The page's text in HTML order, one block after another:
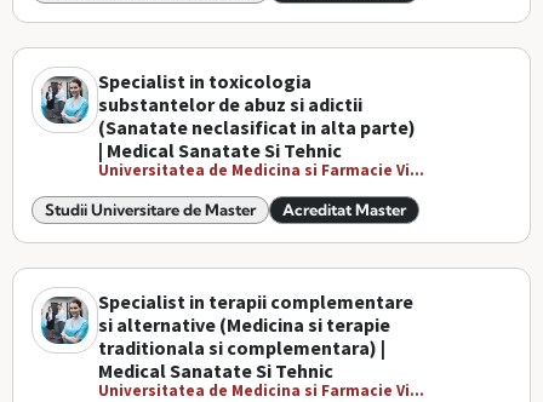
Specialist in toxicologia
substantelor de abuz si adictii
(Sanatate neclasificat in alta parte)
| Medical Sanatate Si Tehnic
Universitatea de Medicina si Farmacie Vi...
Studii Universitare de Master Acreditat Master
Specialist in terapii complementare
si alternative (Medicina si terapie
traditionala si complementara) |
Medical Sanatate Si Tehnic
Universitatea de Medicina si Farmacie Vi...